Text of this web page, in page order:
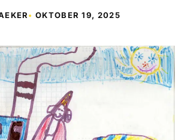
•OKTOBER 19, 2025